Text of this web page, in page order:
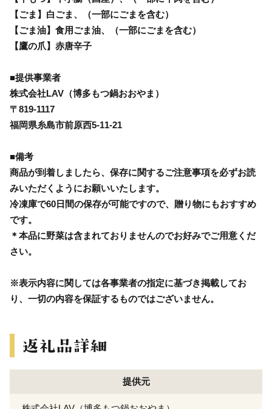
【ごま】白ごま、（一部にごまを含む）
【ごま油】食用ごま油、（一部にごまを含む）
【鷹の爪】赤唐辛子
■提供事業者
株式会社LAV（博多もつ鍋おおやま）
〒819-1117
福岡県糸島市前原西5-11-21
■備考
商品が到着しましたら、保存に関するご注意事項を必ずお読
みいただくようにお願いいたします。
冷凍庫で60日間の保存が可能ですので、贈り物にもおすすめ
です。
＊本品に野菜は含まれておりませんのでお好みでご用意くだ
さい。
※表示内容に関しては各事業者の指定に基づき掲載してお
り、一切の内容を保証するものではございません。
提供元